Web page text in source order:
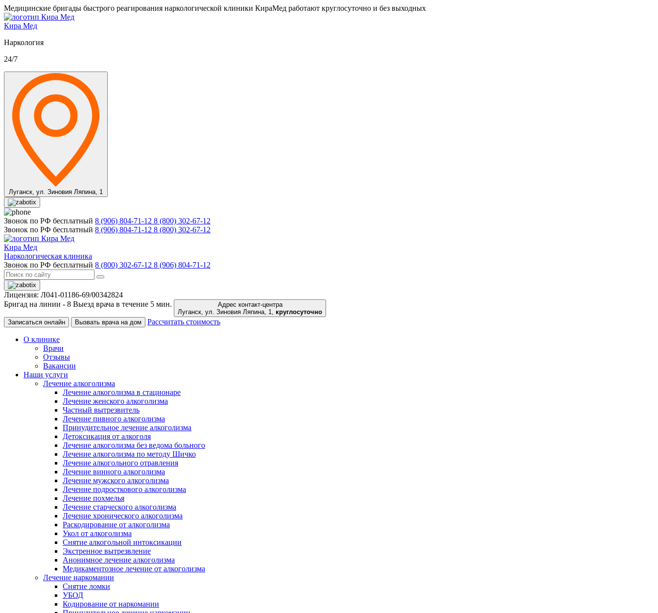
Медицинские бригады быстрого реагирования наркологической клиники КираМед работают круглосуточно и без выходных
Кира Мед
Наркология
24/7
Луганск, ул. Зиновия Ляпина, 1
Звонок по РФ бесплатный 8 (906) 804-71-12 8 (800) 302-67-12
Звонок по РФ бесплатный 8 (906) 804-71-12 8 (800) 302-67-12
Кира Мед
Наркологическая клиника
Звонок по РФ бесплатный 8 (800) 302-67-12 8 (906) 804-71-12
Лицензия: Л041-01186-69/00342824
Бригад на линии - 8 Выезд врача в течение 5 мин.
Адрес контакт-центра
Луганск, ул. Зиновия Ляпина, 1, круглосуточно
Записаться онлайн
Вызвать врача на дом Рассчитать стоимость
О клинике
Врачи
Отзывы
Вакансии
Наши услуги
Лечение алкоголизма
Лечение алкоголизма в стационаре
Лечение женского алкоголизма
Частный вытрезвитель
Лечение пивного алкоголизма
Принудительное лечение алкоголизма
Детоксикация от алкоголя
Лечение алкоголизма без ведома больного
Лечение алкоголизма по методу Шичко
Лечение алкогольного отравления
Лечение винного алкоголизма
Лечение мужского алкоголизма
Лечение подросткового алкоголизма
Лечение похмелья
Лечение старческого алкоголизма
Лечение хронического алкоголизма
Раскодирование от алкоголизма
Укол от алкоголизма
Снятие алкогольной интоксикации
Экстренное вытрезвление
Анонимное лечение алкоголизма
Медикаментозное лечение от алкоголизма
Лечение наркомании
Снятие ломки
УБОД
Кодирование от наркомании